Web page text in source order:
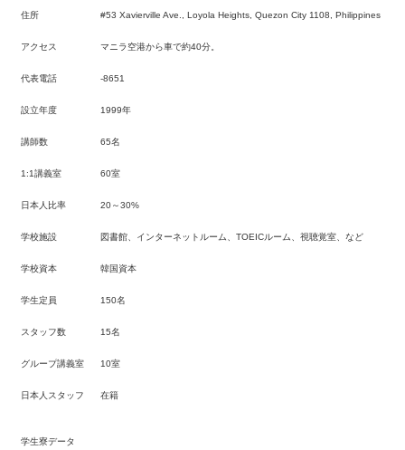
住所 #53 Xavierville Ave., Loyola Heights, Quezon City 1108, Philippines
アクセス マニラ空港から車で約40分。
代表電話 -8651
設立年度 1999年
講師数 65名
1:1講義室 60室
日本人比率 20～30%
学校施設 図書館、インターネットルーム、TOEICルーム、視聴覚室、など
学校資本 韓国資本
学生定員 150名
スタッフ数 15名
グループ講義室 10室
日本人スタッフ 在籍
学生寮データ